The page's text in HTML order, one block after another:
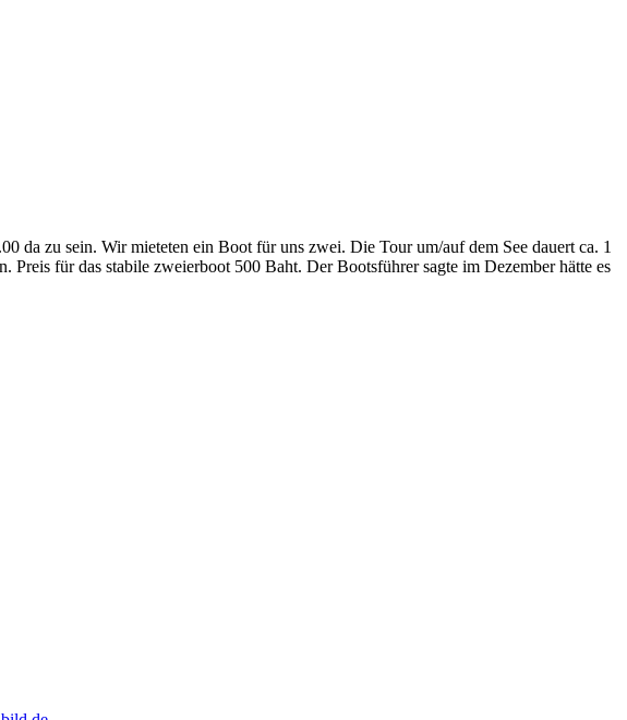
da zu sein. Wir mieteten ein Boot für uns zwei. Die Tour um/auf dem See dauert ca. 1
für das stabile zweierboot 500 Baht. Der Bootsführer sagte im Dezember hätte es